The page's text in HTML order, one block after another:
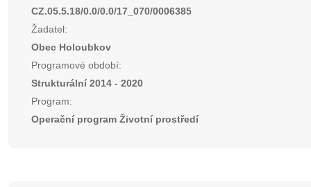
CZ.05.5.18/0.0/0.0/17_070/0006385
Žadatel:
Obec Holoubkov
Programové období:
Strukturální 2014 - 2020
Program:
Operační program Životní prostředí